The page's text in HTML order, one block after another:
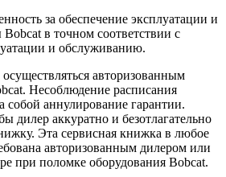
за обеспечение эксплуатации и
в точном соответствии с
и обслуживанию.
авторизованным
Несоблюдение расписания
собой аннулирование гарантии.
дилер аккуратно и безотлагательно
Эта сервисная книжка в любое
авторизованным дилером или
при поломке оборудования Bobcat.